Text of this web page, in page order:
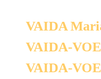
VAIDA
VAIDA-
VAIDA-